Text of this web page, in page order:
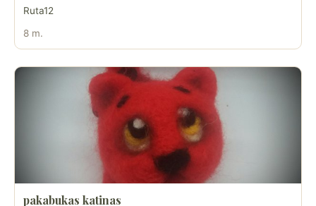
Ruta12
8 m.
pakabukas katinas